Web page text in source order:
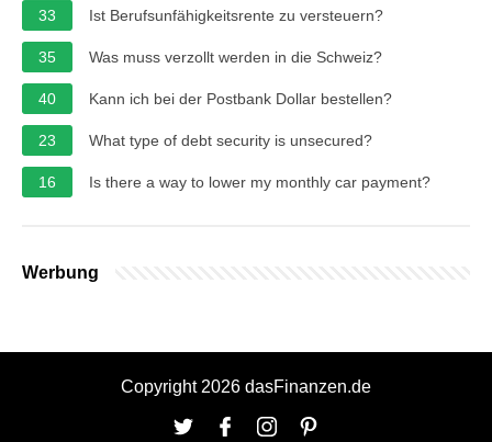
33 Ist Berufsunfähigkeitsrente zu versteuern?
35 Was muss verzollt werden in die Schweiz?
40 Kann ich bei der Postbank Dollar bestellen?
23 What type of debt security is unsecured?
16 Is there a way to lower my monthly car payment?
Werbung
Copyright 2026 dasFinanzen.de